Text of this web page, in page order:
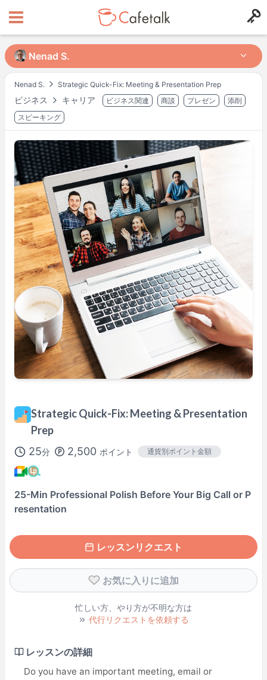
Nenad S. Strategic Quick-Fix: Meeting & Presentation Prep
ビジネス キャリア ビジネス関連 商談 プレゼン
添削
スピーキング
Strategic Quick-Fix: Meeting & Presentation
Prep
25分 2,500 ポイント 通貨別ポイント金額
25-Min Professional Polish Before Your Big Call or P
resentation
レッスンリクエスト
お気に入りに追加
忙しい方、やり方が不明な方は
代行リクエストを依頼する
レッスンの詳細
Do you have an important meeting, email or
Nenad S.
Nenad S.
出身国 居住国
21
レッスン可能時間帯
月 17:00
20:00
月
23:30 – 火
00:30
火
17:00 –
20:00
火
23:30 – 水
00:30
水
17:00 –
20:00
水
23:30 – 木
00:30
木
17:00 –
20:00
木
23:30 – 金
00:30
金
17:00 –
20:00
金
23:30 – 土
00:30
土
18:00 –
19:00
日
18:00 – 19:00
不定期に変更される場合もあります。
リクエスト時にご確認ください。
Asia/Tokyo時間で表示。
講師プロフィール
100%レッスン満足保証
対象レッスンです